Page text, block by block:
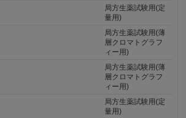
局方生薬試験用(定
量用)
局方生薬試験用(薄
層クロマトグラフ
ィー用)
局方生薬試験用(薄
層クロマトグラフ
ィー用)
局方生薬試験用(定
量用)